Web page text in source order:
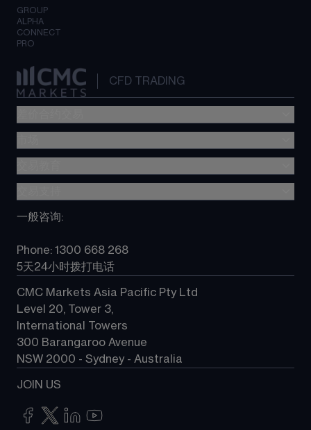
GROUP
ALPHA
CONNECT
PRO
CFD TRADING
Metatrader (MT4)
TradingView
CMC Markets Platform 指南
选择 CMC
联系我们
一般咨询:
Phone: 1300 668 268
5天24小时拨打电话
CMC Markets Asia Pacific Pty Ltd
Level 20, Tower 3,
International Towers
300 Barangaroo Avenue
NSW 2000 - Sydney - Australia
JOIN US